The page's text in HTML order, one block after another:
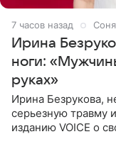
7 часов назад
Ирина
ноги:
руках»
Ирина Безрукова,
серьезную травму
изданию VOICE о